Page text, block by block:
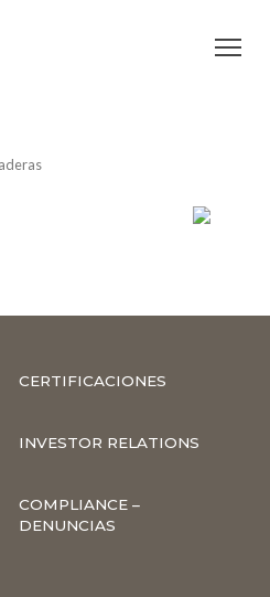
CERTIFICACIONES
INVESTOR RELATIONS
COMPLIANCE –
DENUNCIAS